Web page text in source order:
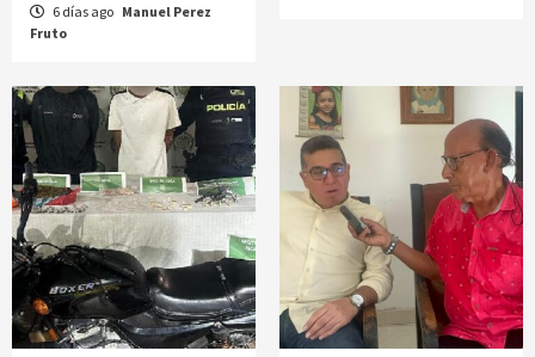
6 días ago Manuel Perez
Fruto